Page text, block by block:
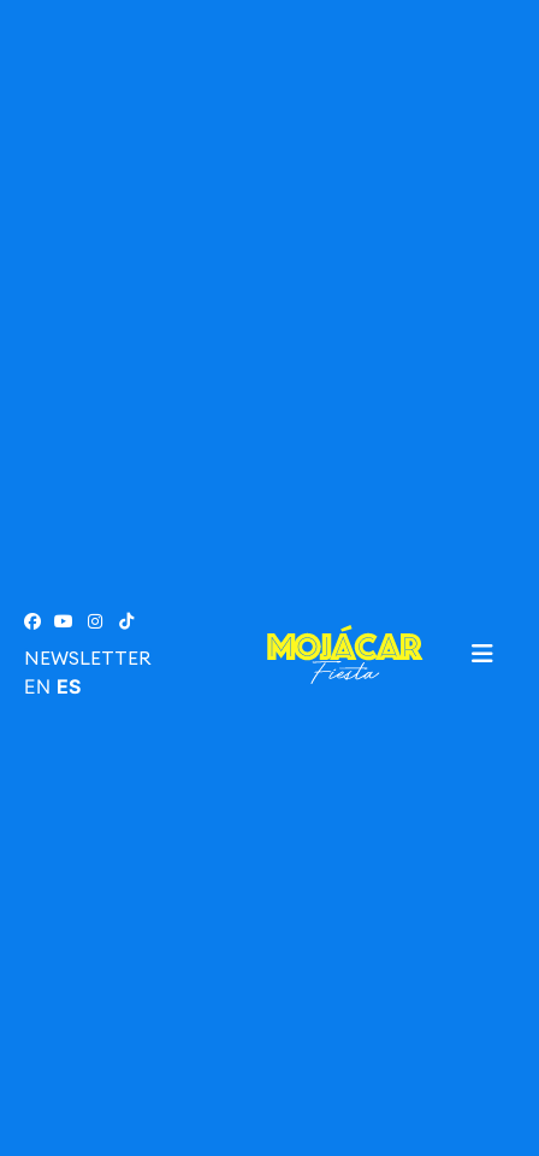
NEWSLETTER
EN ES